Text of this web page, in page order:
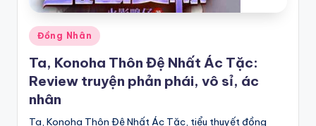
Posted
in
Đồng Nhân
Ta, Konoha Thôn Đệ Nhất Ác Tặc:
Review truyện phản phái, vô sỉ, ác
nhân
Ta, Konoha Thôn Đệ Nhất Ác Tặc, tiểu thuyết đồng